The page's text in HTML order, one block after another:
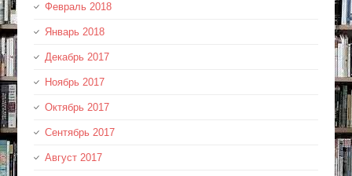
Февраль 2018
Январь 2018
Декабрь 2017
Ноябрь 2017
Октябрь 2017
Сентябрь 2017
Август 2017